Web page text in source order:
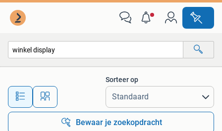
Alle afstanden…
Sorteer op
Bewaar je zoekopdracht